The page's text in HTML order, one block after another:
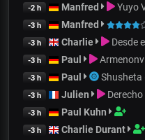
-2 h Manfred Yuyo
-3 h Manfred
-3 h Charlie Desde
-3 h Paul
-3 h Paul Shusheta
-3 h Julien
-3 h Paul Kuhn
-3 h Charlie Durant